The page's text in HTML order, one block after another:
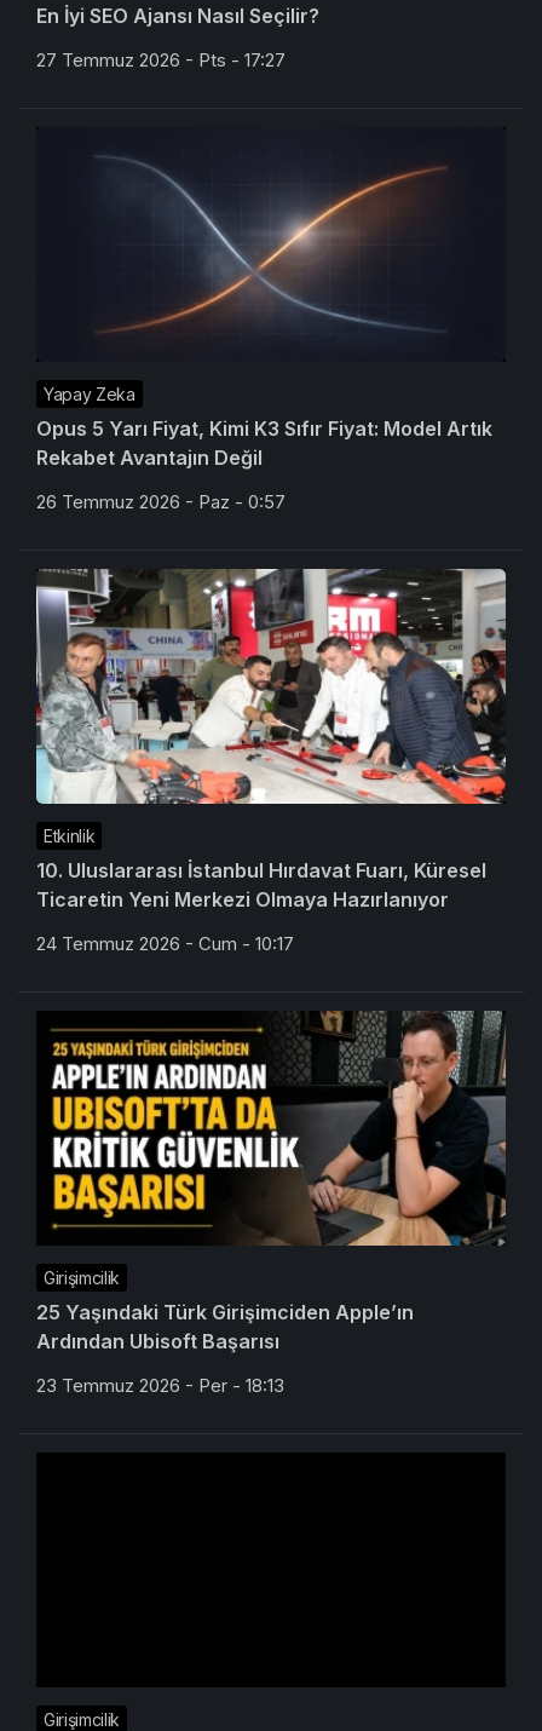
En İyi SEO Ajansı Nasıl Seçilir?
27 Temmuz 2026 - Pts - 17:27
Yapay Zeka
Opus 5 Yarı Fiyat, Kimi K3 Sıfır Fiyat: Model Artık
Rekabet Avantajın Değil
26 Temmuz 2026 - Paz - 0:57
Etkinlik
10. Uluslararası İstanbul Hırdavat Fuarı, Küresel
Ticaretin Yeni Merkezi Olmaya Hazırlanıyor
24 Temmuz 2026 - Cum - 10:17
Girişimcilik
25 Yaşındaki Türk Girişimciden Apple’ın
Ardından Ubisoft Başarısı
23 Temmuz 2026 - Per - 18:13
Girişimcilik